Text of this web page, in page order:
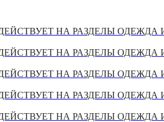
НА РАЗДЕЛЫ
НА РАЗДЕЛЫ
НА РАЗДЕЛЫ
НА РАЗДЕЛЫ
НА РАЗДЕЛЫ